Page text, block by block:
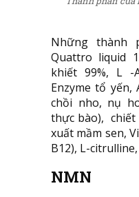
Những thành
Quattro liquid
khiết 99%, L -
Enzyme tổ yến,
chồi nho, nụ
thực bào), chiết
xuất mầm sen,
B12), L-
NMN